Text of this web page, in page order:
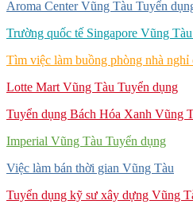
Aroma Center Vũng Tàu Tuyển
Trường quốc tế Singapore Vũng
Tìm việc làm buồng phòng nhà
Lotte Mart Vũng Tàu Tuyển dụng
Tuyển dụng Bách Hóa Xanh Vũng
Imperial Vũng Tàu Tuyển dụng
Việc làm bán thời gian Vũng Tàu
Tuyển dụng kỹ sư xây dựng Vũng